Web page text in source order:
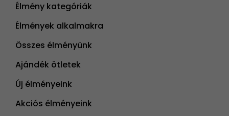
Élmény kategóriák
Élmények alkalmakra
Összes élményünk
Ajándék ötletek
Új élményeink
Akciós élményeink